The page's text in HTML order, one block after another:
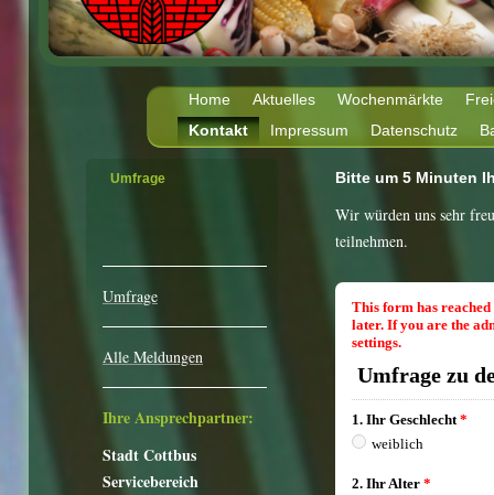
Home Aktuelles Wochenmärkte
Kontakt
Impressum Datenschutz
Bitte um 5 Minuten
Wir würden uns sehr
teilnehmen.
Umfrage
Umfrage
Alle Meldungen
Ihre Ansprechpartner:
Stadt Cottbus
Servicebereich